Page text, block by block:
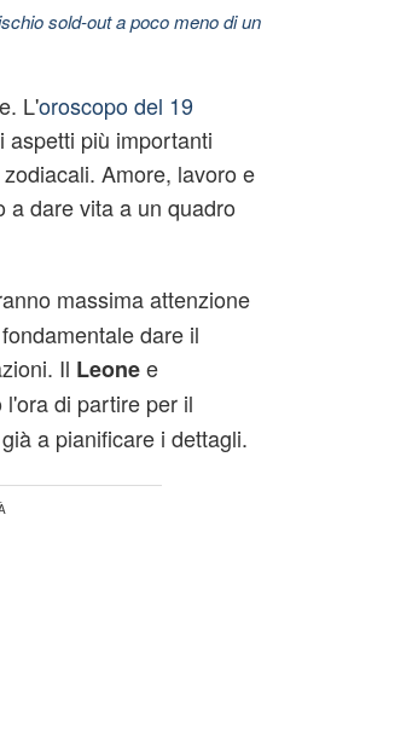
sold-out a poco meno di un
L'oroscopo del 19
più importanti
Amore, lavoro e
a dare vita a un quadro
massima attenzione
dare il
Il Leonee
di partire per il
a pianificare i dettagli.